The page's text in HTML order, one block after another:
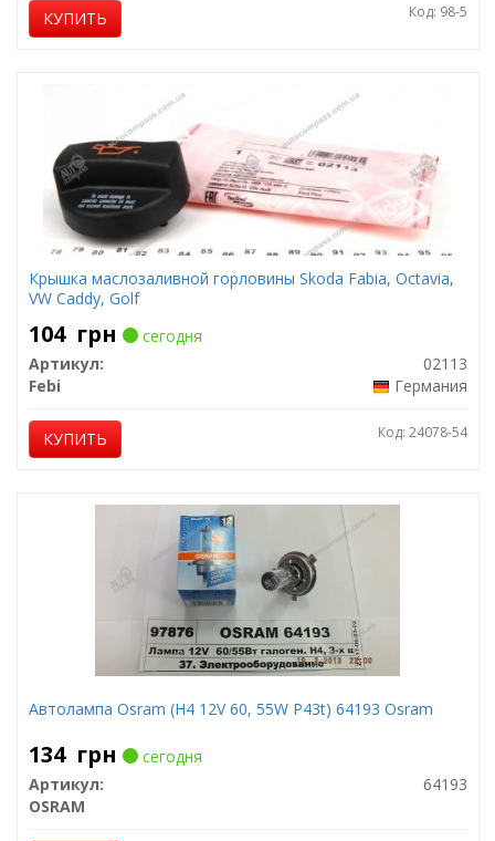
КУПИТЬ Код: 98-5
Крышка маслозаливной горловины Skoda Fabia, Octavia,
VW Caddy, Golf
104 грн
сегодня
Артикул:
02113
Febi
Германия
КУПИТЬ Код: 24078-54
Автолампа Osram (H4 12V 60, 55W P43t) 64193 Osram
134 грн
сегодня
Артикул:
64193
OSRAM